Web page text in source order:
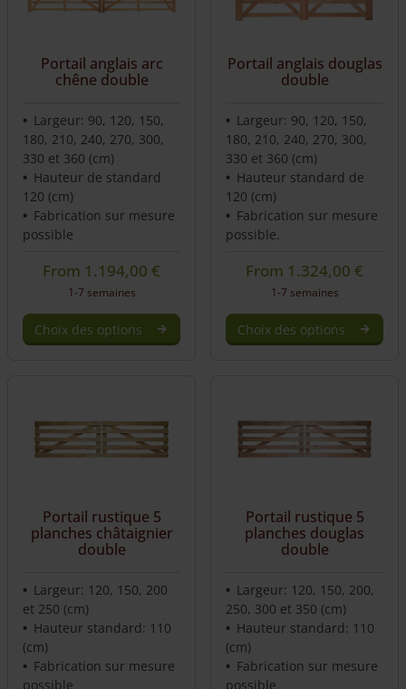
Portail anglais arc
chêne double
Largeur: 90, 120, 150,
180, 210, 240, 270, 300,
330 et 360 (cm)
Hauteur de standard
120 (cm)
Fabrication sur mesure
possible
From 1.194,00 €
1-7 semaines
Choix des options
Portail anglais douglas
double
Largeur: 90, 120, 150,
180, 210, 240, 270, 300,
330 et 360 (cm)
Hauteur standard de
120 (cm)
Fabrication sur mesure
possible.
From 1.324,00 €
1-7 semaines
Choix des options
Portail rustique 5
planches châtaignier
double
Largeur: 120, 150, 200
et 250 (cm)
Hauteur standard: 110
(cm)
Fabrication sur mesure
possible
Portail rustique 5
planches douglas
double
Largeur: 120, 150, 200,
250, 300 et 350 (cm)
Hauteur standard: 110
(cm)
Fabrication sur mesure
possible